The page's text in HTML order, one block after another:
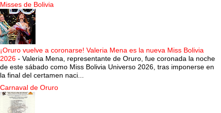
Misses de Bolivia
¡Oruro vuelve a coronarse! Valeria Mena es la nueva Miss Bolivia
2026 - Valeria Mena, representante de Oruro, fue coronada la noche
de este sábado como Miss Bolivia Universo 2026, tras imponerse en
la final del certamen naci...
Carnaval de Oruro